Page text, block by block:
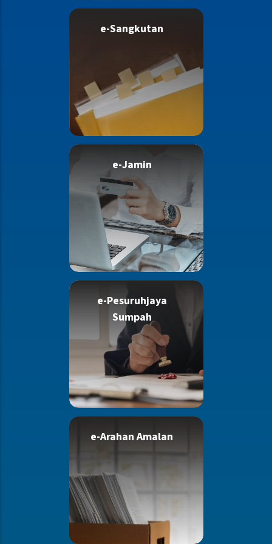
e-Sangkutan
e-Jamin
e-Pesuruhjaya
Sumpah
e-Arahan Amalan